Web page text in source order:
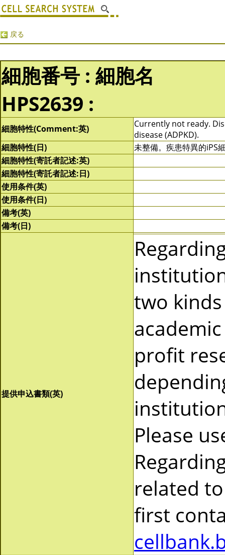
戻る
細胞番号 : 細胞名
HPS2639 :
細胞特性(Comment:英)
Currently not ready.
disease (ADPKD).
細胞特性(日)
未整備。疾患特異的iPS
細胞特性(寄託者記述:英)
細胞特性(寄託者記述:日)
使用条件(英)
使用条件(日)
備考(英)
備考(日)
提供申込書類(英)
two
profit
Please
related
first